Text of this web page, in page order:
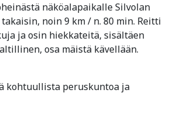
näköalapaikalle Silvolan
noin 9 km / n. 80 min. Reitti
ja osin hiekkateitä, sisältäen
osa mäistä kävellään.
kohtuullista peruskuntoa ja